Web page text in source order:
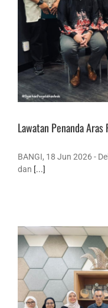
Lawatan Penanda
BANGI, 18 Jun 2026 -
dan [...]